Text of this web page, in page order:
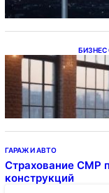
БИЗНЕС
ГАРАЖ И АВТО
Страхование СМР
конструкций